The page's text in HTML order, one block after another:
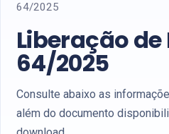
64/2025
Liberação de
64/2025
Consulte abaixo as
além do documento